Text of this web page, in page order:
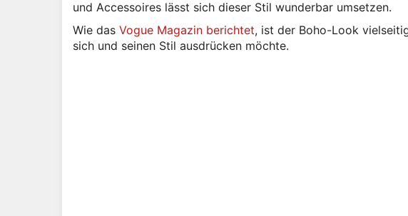
und Accessoires lässt sich dieser Stil wunderbar umsetzen.
Wie das Vogue Magazin berichtet, ist der Boho-Look
sich und seinen Stil ausdrücken möchte.